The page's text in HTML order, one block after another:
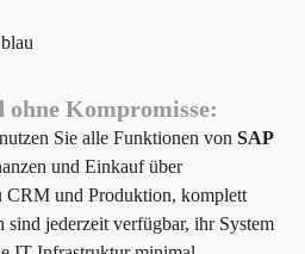
ohne Kompromisse:
Sie alle Funktionen von SAP
und Einkauf über
CRM und Produktion, komplett
sind jederzeit verfügbar, ihr System